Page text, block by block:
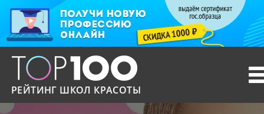
РЕЙТИНГ ШКОЛ КРАСОТЫ